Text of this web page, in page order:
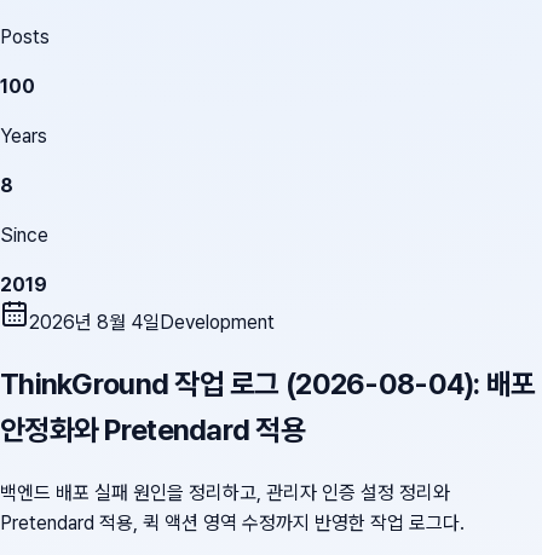
Posts
100
Years
8
Since
2019
2026년 8월 4일Development
ThinkGround 작업 로그 (2026-08-04): 배포
안정화와 Pretendard 적용
백엔드 배포 실패 원인을 정리하고, 관리자 인증 설정 정리와
Pretendard 적용, 퀵 액션 영역 수정까지 반영한 작업 로그다.